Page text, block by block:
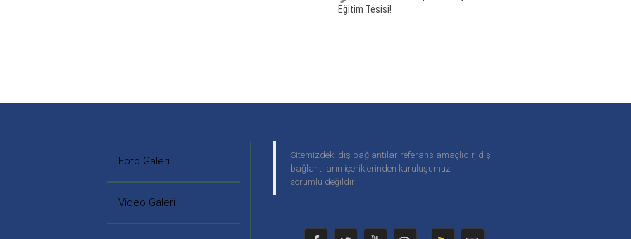
Eğitim Tesisi!
Sitemizdeki dış bağlantılar referans amaçlıdır, dış
bağlantıların içeriklerinden kuruluşumuz
sorumlu değildir
Foto Galeri
Video Galeri